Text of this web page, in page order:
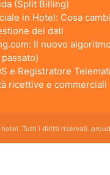
(Split Billing)
in Hotel: Cosa
dei dati
Il nuovo
e Registratore
ricettive e commerciali
Tutti i diritti riservati.